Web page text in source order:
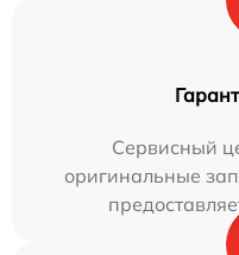
Сервисный
оригинальные